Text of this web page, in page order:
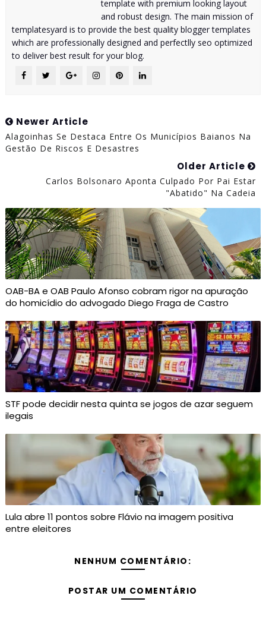
template with premium looking layout
and robust design. The main mission of
templatesyard is to provide the best quality blogger templates
which are professionally designed and perfectlly seo optimized
to deliver best result for your blog.
Newer Article
Alagoinhas Se Destaca Entre Os Municípios Baianos Na
Gestão De Riscos E Desastres
Older Article
Carlos Bolsonaro Aponta Culpado Por Pai Estar
"abatido" Na Cadeia
OAB-BA e OAB Paulo Afonso cobram rigor na apuração
do homicídio do advogado Diego Fraga de Castro
STF pode decidir nesta quinta se jogos de azar seguem
ilegais
Lula abre 11 pontos sobre Flávio na imagem positiva
entre eleitores
NENHUM COMENTÁRIO:
POSTAR UM COMENTÁRIO